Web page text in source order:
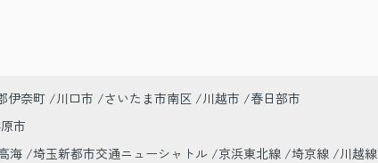
伊奈町 川口市 さいたま市南区 川越市
春日部市
市
海 埼玉新都市交通ニューシャトル 京浜東北線 埼京線 川越線